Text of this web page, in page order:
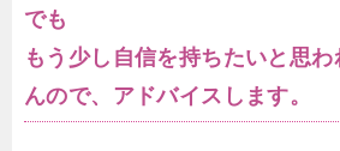
でも
もう少し自信を持ちたいと思
んので、アドバイスします。